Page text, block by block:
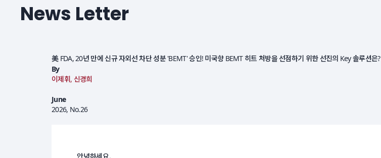
News Letter
美 FDA, 20년 만에 신규 자외선 차단 성분 'BEMT' 승인! 미국향 BEMT 히트 처방을 선점하기 위한 선진의 Key 솔루션은?
By
이제휘, 신경희
June
2026, No.26